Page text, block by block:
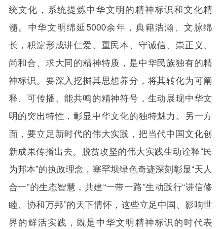
统文化，系统提炼中华文明的精神标识和文化精
髓。中华文明绵延5000余年，典籍浩瀚、文脉绵
长，积淀形成讲仁爱、重民本、守诚信、崇正义、
尚和合、求大同的精神特质，是中华民族独有的精
神标识。要深入挖掘其思想养分，将其转化为可阐
释、可传播、能共鸣的精神符号，生动展现中华文
明的突出特性，彰显中华文化的独特魅力。另一方
面，要立足新时代的伟大实践，把当代中国文化创
新成果传播出去。脱贫攻坚的伟大实践生动诠释“民
为邦本”的执政理念，塞罕坝绿色奇迹深刻彰显“天人
合一”的生态智慧，共建“一带一路”生动践行“讲信修
睦、协和万邦”的天下情怀，这些立足中国、影响世
界的鲜活实践，既是中华文明精神标识的时代表